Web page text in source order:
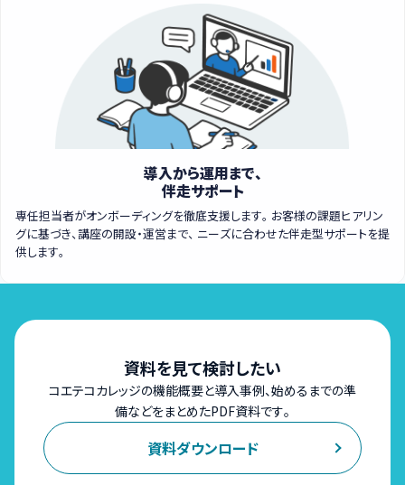
導入から運用まで、
伴走サポート
専任担当者がオンボーディングを徹底支援します。 お客様の課題ヒアリン
グに基づき、講座の開設・運営まで、 ニーズに合わせた伴走型サポートを提
供します。
資料を見て検討したい
コエテコカレッジの機能概要と導入事例、始めるまでの準
備などをまとめたPDF資料です。
資料ダウンロード